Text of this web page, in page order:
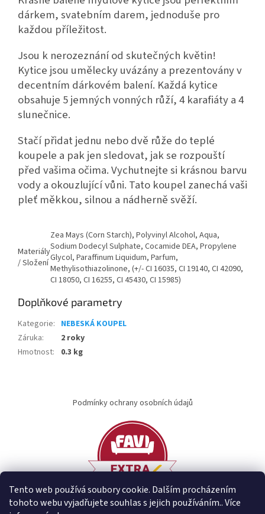
Tento web používá soubory cookie. Dalším procházením
tohoto webu vyjadřujete souhlas s jejich používáním.. Více
dárkem, svatebním darem, jednoduše pro
každou příležitost.
Jsou k nerozeznání od skutečných květin!
Kytice jsou umělecky uvázány a prezentovány v
decentním dárkovém balení. Každá kytice
obsahuje 5 jemných vonných růží, 4 karafiáty a 4
slunečnice.
Stačí přidat jednu nebo dvě růže do teplé
koupele a pak jen sledovat, jak se rozpouští
před vašima očima. Vychutnejte si krásnou barvu
vody a okouzlující vůni. Tato koupel zanechá vaši
pleť měkkou, silnou a nádherně svěží.
Materiály
/ Složení
Zea Mays (Corn Starch), Polyvinyl Alcohol, Aqua,
Sodium Dodecyl Sulphate, Cocamide DEA, Propylene
Glycol, Paraffinum Liquidum, Parfum,
Methylisothiazolinone, (+/- CI 16035, CI 19140, CI 42090,
CI 18050, CI 16255, CI 45430, CI 15985)
Doplňkové parametry
Kategorie: NEBESKÁ KOUPEL
Záruka:
2 roky
Hmotnost: 0.3 kg
Podmínky ochrany osobních údajů